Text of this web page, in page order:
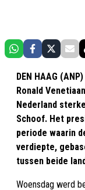
DEN HAAG
Ronald
Nederland
Schoof. Het
periode waarin
verdiepte,
tussen beide
Woensdag werd